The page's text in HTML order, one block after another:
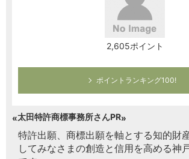
2,605ポイント
ポイントランキング100!
太田特許商標事務所さんPR
特許出願、商標出願を軸とする知的財
してみなさまの創造と信用を高める神